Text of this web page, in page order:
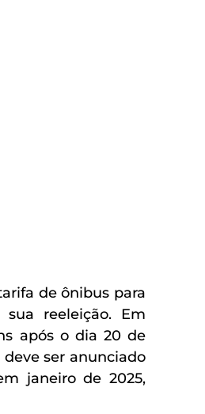
de ônibus para
reeleição. Em
após o dia 20 de
ser anunciado
janeiro de 2025,